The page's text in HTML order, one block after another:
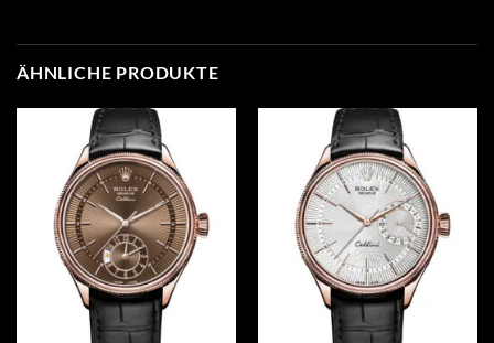
ÄHNLICHE PRODUKTE